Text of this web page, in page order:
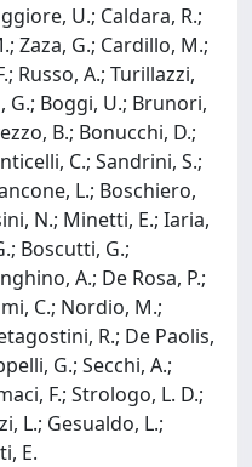
U.; Caldara, R.;
Zaza, G.; Cardillo, M.;
Russo, A.; Turillazzi,
G.; Boggi, U.; Brunori,
B.; Bonucchi, D.;
C.; Sandrini, S.;
L.; Boschiero,
N.; Minetti, E.; Iaria,
Boscutti, G.;
A.; De Rosa, P.;
C.; Nordio, M.;
R.; De Paolis,
G.; Secchi, A.;
F.; Strologo, L. D.;
L.; Gesualdo, L.;
E.